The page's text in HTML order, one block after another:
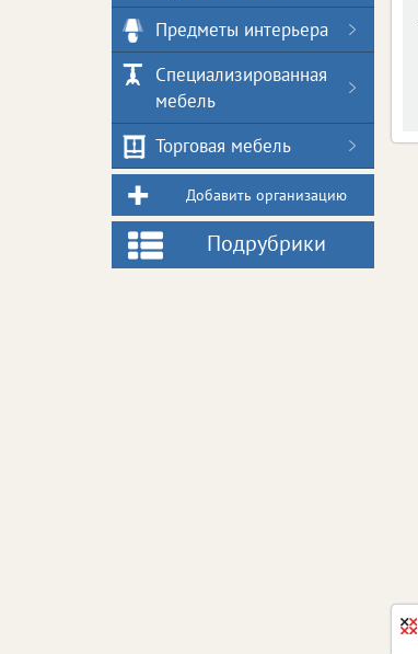
Предметы интерьера
Специализированная
мебель
Торговая мебель
Добавить организацию
Подрубрики